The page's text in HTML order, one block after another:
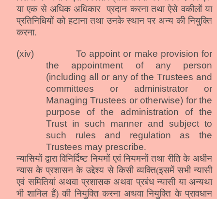
या एक से अधिक अधिकार
प्रदान करना तथा ऐसे वकीलों या
प्रतिनिधियों को हटाना तथा उनके स्थान पर अन्य की नियुक्ति
करना.
(xiv)
To appoint or make provision for
the appointment of any person
(including all or any of the Trustees and
committees or administrator or
Managing Trustees or otherwise) for the
purpose of the administration of the
Trust in such manner and subject to
such rules and regulation as the
Trustees may prescribe.
न्यासियों द्वारा विनिर्दिष्ट नियमों एवं नियमनों तथा रीति के अधीन
न्यास के प्रशासन के उद्देश्य से किसी व्यक्ति(इसमें सभी न्यासी
एवं समितियां अथवा प्रशासक अथवा प्रबंध न्यासी या अन्यथा
भी शामिल हैं) की नियुक्ति करना अथवा नियुक्ति के प्रावधान